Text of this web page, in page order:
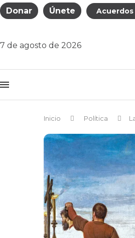
Donar Únete Acuerdos
7 de agosto de 2026
Inicio Política